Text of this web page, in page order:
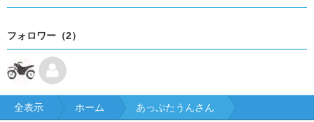
フォロワー（2）
全表示 ホーム あっぷたうんさん